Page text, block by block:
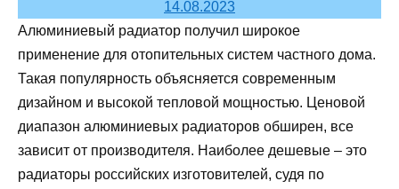
14.08.2023
Алюминиевый радиатор получил широкое
применение для отопительных систем частного дома.
Такая популярность объясняется современным
дизайном и высокой тепловой мощностью. Ценовой
диапазон алюминиевых радиаторов обширен, все
зависит от производителя. Наиболее дешевые – это
радиаторы российских изготовителей, судя по